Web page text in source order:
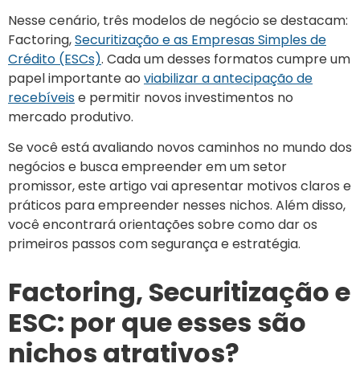
Nesse cenário, três modelos de negócio se destacam:
Factoring,Securitização e as Empresas Simples de
Crédito (ESCs). Cada um desses formatos cumpre um
papel importante ao viabilizar a antecipação de
recebíveise permitir novos investimentos no
mercado produtivo.
Se você está avaliando novos caminhos no mundo dos
negócios e busca empreender em um setor
promissor, este artigo vai apresentar motivos claros e
práticos para empreender nesses nichos. Além disso,
você encontrará orientações sobre como dar os
primeiros passos com segurança e estratégia.
Factoring, Securitização e
ESC: por que esses são
nichos atrativos?